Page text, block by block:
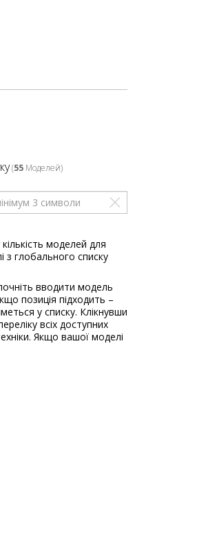
(55Моделей)
моделей для
з глобального списку
вводити модель
позиція підходить –
у списку. Клікнувши
всіх доступних
Якщо вашої моделі